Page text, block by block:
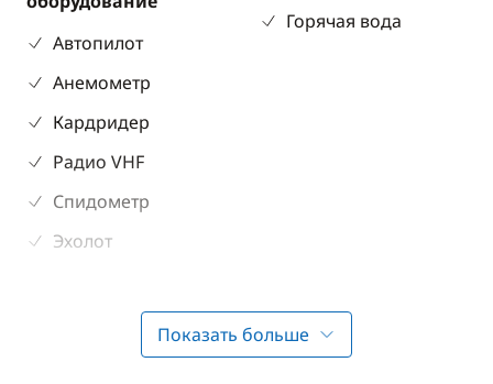
Автопилот
Анемометр
Кардридер
Радио VHF
Спидометр
Эхолот
Горячая вода
Палубное
оборудование
Показать больше